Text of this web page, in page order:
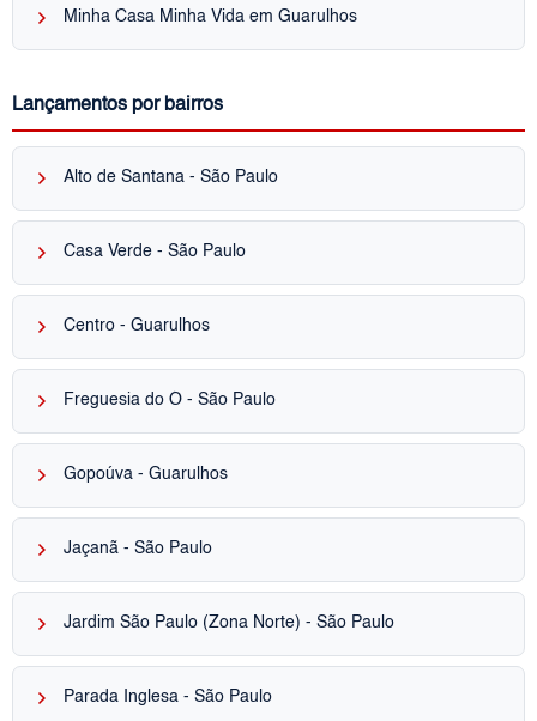
keyboard_arrow_right Minha Casa Minha Vida em Guarulhos
Lançamentos por bairros
keyboard_arrow_right Alto de Santana - São Paulo
keyboard_arrow_right Casa Verde - São Paulo
keyboard_arrow_right Centro - Guarulhos
keyboard_arrow_right Freguesia do Ó - São Paulo
keyboard_arrow_right Gopoúva - Guarulhos
keyboard_arrow_right Jaçanã - São Paulo
keyboard_arrow_right Jardim São Paulo (Zona Norte) - São Paulo
keyboard_arrow_right Parada Inglesa - São Paulo